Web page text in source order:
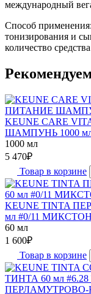
международный
Способ
тонизирования и
количество
KEUNE CARE
ШАМПУНЬ 1000
1000 мл
5 470₽
Товар в корзине
KEUNE TINTA
мл #0/11
60 мл
1 600₽
Товар в корзине